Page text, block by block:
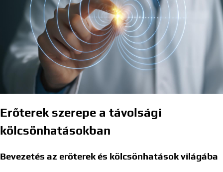
Erőterek szerepe a távolsági
kölcsönhatásokban
Bevezetés az erőterek és kölcsönhatások világába